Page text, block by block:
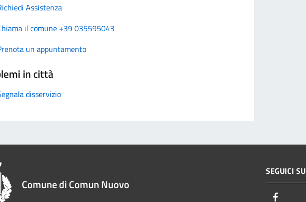
Assistenza
il comune +39 035595043
un appuntamento
in città
disservizio
Comune di Comun Nuovo
SEGUICI SU